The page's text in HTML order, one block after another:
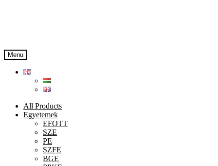
Menu
All Products
Egyetemek
EFOTT
SZE
PE
SZFE
BGE